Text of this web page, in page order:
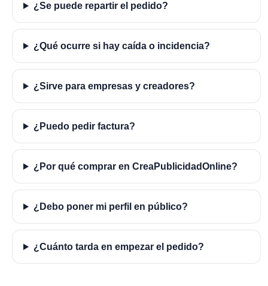
¿Se puede repartir el pedido?
¿Qué ocurre si hay caída o incidencia?
¿Sirve para empresas y creadores?
¿Puedo pedir factura?
¿Por qué comprar en CreaPublicidadOnline?
¿Debo poner mi perfil en público?
¿Cuánto tarda en empezar el pedido?